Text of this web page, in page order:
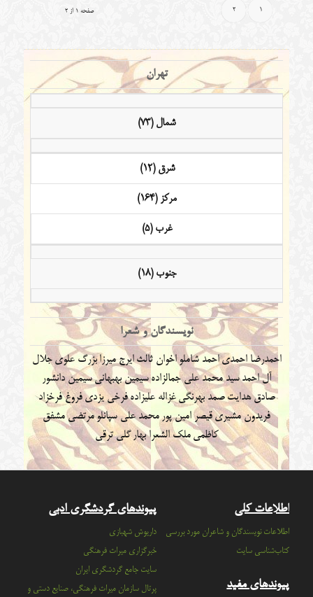
صفحه 1 از 2 1
2
تهران
شمال (73)
شرق (12)
مرکز (164)
غرب (5)
جنوب (18)
نویسندگان و شعرا
احمدرضا احمدیاحمد شاملو اخوان ثالثایرج میرزابزرگ علوی جلال
آل احمدسید محمد علی جمالزادهسیمین بهبهانیسیمین دانشور
صادق هدایتصمد بهرنگی غزاله علیزادهفرخی یزدی فروغ فرخزاد
فریدون مشیری قیصر امین پورمحمد علی سپانلومرتضی مشفق
کاظمی ملک الشعرا بهار گلی ترقی
اطلاعات کلی
اطلاعات نویسندگان و شاعران مورد بررسی
کتاب‌شناسی سایت
پیوندهای مفید
پیوندهای گردشگری ادبی
داریوش شهبازی
خبرگزاری میراث فرهنگی
سايت جامع گردشگري ايران
پرتال سازمان ميراث فرهنگي، صنايع دستي و